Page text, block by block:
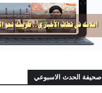
صحيفة الحدث الاسبوعي